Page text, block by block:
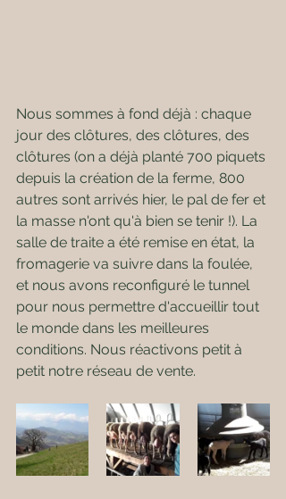
Nous sommes à fond déjà : chaque
jour des clôtures, des clôtures, des
clôtures (on a déjà planté 700 piquets
depuis la création de la ferme, 800
autres sont arrivés hier, le pal de fer et
la masse n'ont qu'à bien se tenir !). La
salle de traite a été remise en état, la
fromagerie va suivre dans la foulée,
et nous avons reconfiguré le tunnel
pour nous permettre d'accueillir tout
le monde dans les meilleures
conditions. Nous réactivons petit à
petit notre réseau de vente.